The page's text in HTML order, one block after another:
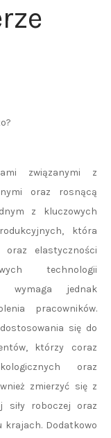
związanymi z
oraz rosnącą
z kluczowych
która
oraz elastyczności
technologii
wymaga jednak
pracowników.
się do
którzy coraz
oraz
zmierzyć się z
siły roboczej oraz
krajach. Dodatkowo